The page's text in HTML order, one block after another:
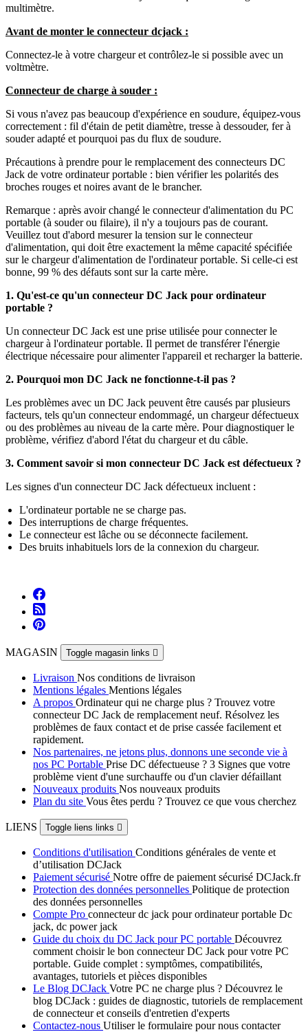
multimètre.
Avant de monter le connecteur dcjack :
Connectez-le à votre chargeur et contrôlez-le si possible avec un
voltmètre.
Connecteur de charge à souder :
Si vous n'avez pas beaucoup d'expérience en soudure, équipez-vous
correctement : fil d'étain de petit diamètre, tresse à dessouder, fer à
souder adapté et pourquoi pas du flux de soudure.
Précautions à prendre pour le remplacement des connecteurs DC
Jack de votre ordinateur portable : bien vérifier les polarités des
broches rouges et noires avant de le brancher.
Remarque : après avoir changé le connecteur d'alimentation du PC
portable (à souder ou filaire), il n'y a toujours pas de courant.
Veuillez tout d'abord mesurer la tension sur le connecteur
d'alimentation, qui doit être exactement la même capacité spécifiée
sur le chargeur d'alimentation de l'ordinateur portable. Si celle-ci est
bonne, 99 % des défauts sont sur la carte mère.
1. Qu'est-ce qu'un connecteur DC Jack pour ordinateur
portable ?
Un connecteur DC Jack est une prise utilisée pour connecter le
chargeur à l'ordinateur portable. Il permet de transférer l'énergie
électrique nécessaire pour alimenter l'appareil et recharger la batterie.
2. Pourquoi mon DC Jack ne fonctionne-t-il pas ?
Les problèmes avec un DC Jack peuvent être causés par plusieurs
facteurs, tels qu'un connecteur endommagé, un chargeur défectueux
ou des problèmes au niveau de la carte mère. Pour diagnostiquer le
problème, vérifiez d'abord l'état du chargeur et du câble.
3. Comment savoir si mon connecteur DC Jack est défectueux ?
Les signes d'un connecteur DC Jack défectueux incluent :
L'ordinateur portable ne se charge pas.
Des interruptions de charge fréquentes.
Le connecteur est lâche ou se déconnecte facilement.
Des bruits inhabituels lors de la connexion du chargeur.
MAGASIN Toggle magasin links 
Livraison Nos conditions de livraison
Mentions légales Mentions légales
A propos Ordinateur qui ne charge plus ? Trouvez votre
connecteur DC Jack de remplacement neuf. Résolvez les
problèmes de faux contact et de prise cassée facilement et
rapidement.
Nos partenaires, ne jetons plus, donnons une seconde vie à
nos PC Portable Prise DC défectueuse ? 3 Signes que votre
problème vient d'une surchauffe ou d'un clavier défaillant
Nouveaux produits Nos nouveaux produits
Plan du site Vous êtes perdu ? Trouvez ce que vous cherchez
LIENS Toggle liens links 
Conditions d'utilisation Conditions générales de vente et
d’utilisation DCJack
Paiement sécurisé Notre offre de paiement sécurisé DCJack.fr
Protection des données personnelles Politique de protection
des données personnelles
Compte Pro connecteur dc jack pour ordinateur portable Dc
jack, dc power jack
Guide du choix du DC Jack pour PC portable Découvrez
comment choisir le bon connecteur DC Jack pour votre PC
portable. Guide complet : symptômes, compatibilités,
avantages, tutoriels et pièces disponibles
Le Blog DCJack Votre PC ne charge plus ? Découvrez le
blog DCJack : guides de diagnostic, tutoriels de remplacement
de connecteur et conseils d'entretien d'experts
Contactez-nous Utiliser le formulaire pour nous contacter